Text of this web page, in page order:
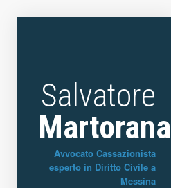
Salvatore
Martorana
Avvocato Cassazionista
esperto in Diritto Civile a
Messina